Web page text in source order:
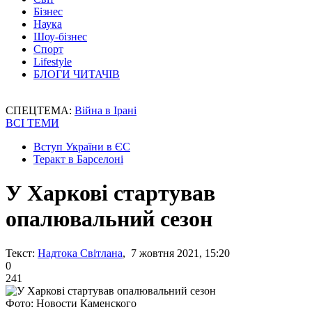
Бізнес
Наука
Шоу-бізнес
Спорт
Lifestyle
БЛОГИ ЧИТАЧІВ
СПЕЦТЕМА: Війна в Ірані
ВСІ ТЕМИ
Вступ України в ЄС
Теракт в Барселоні
У Харкові стартував
опалювальний сезон
Текст: Надтока Світлана, 7 жовтня 2021, 15:20
0
241
Фото: Новости Каменского